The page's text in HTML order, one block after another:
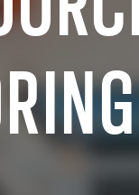
SAP für die